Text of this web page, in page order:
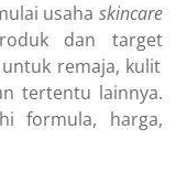
usaha skincare
dan target
remaja, kulit
tertentu lainnya.
formula, harga,